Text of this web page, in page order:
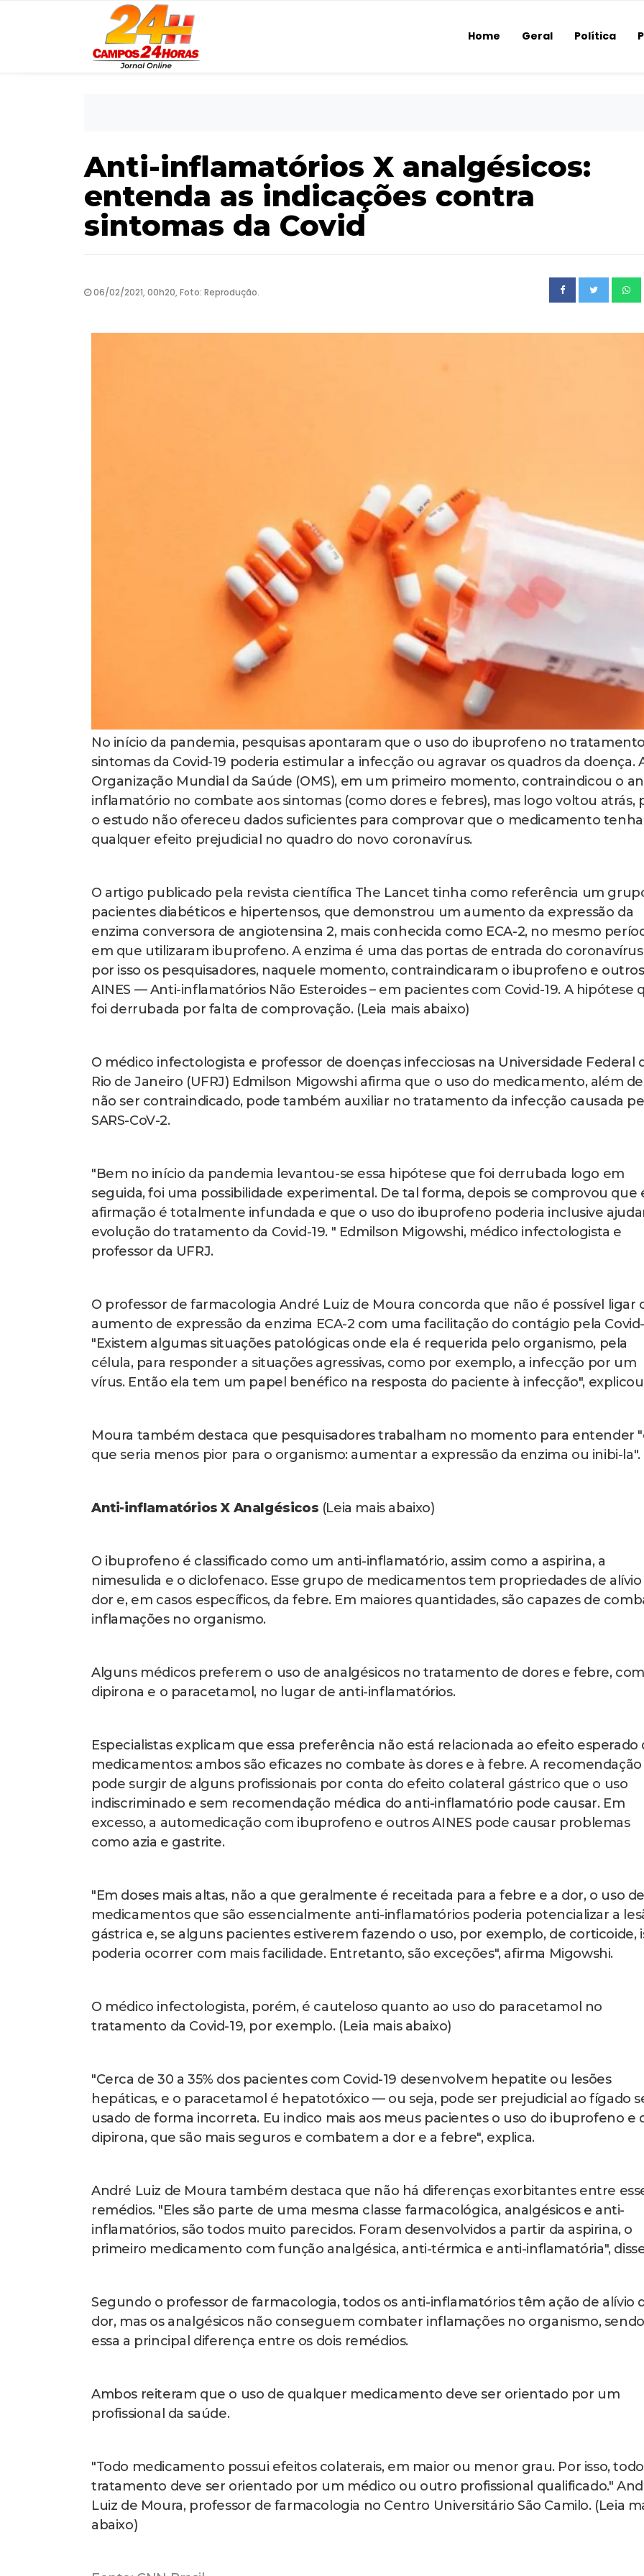
Home Geral Política
Anti-inflamatórios X analgésicos:
entenda as indicações contra
sintomas da Covid
06/02/2021, 00h20, Foto: Reprodução.
No início da pandemia, pesquisas apontaram que o uso do ibuprofeno no
sintomas da Covid-19 poderia estimular a infecção ou agravar os quadros da doença.
Organização Mundial da Saúde (OMS), em um primeiro momento, contraindicou o
inflamatório no combate aos sintomas (como dores e febres), mas logo voltou atrás,
o estudo não ofereceu dados suficientes para comprovar que o medicamento tenha
qualquer efeito prejudicial no quadro do novo coronavírus.
O artigo publicado pela revista científica The Lancet tinha como referência um
pacientes diabéticos e hipertensos, que demonstrou um aumento da expressão da
enzima conversora de angiotensina 2, mais conhecida como ECA-2, no mesmo
em que utilizaram ibuprofeno. A enzima é uma das portas de entrada do
por isso os pesquisadores, naquele momento, contraindicaram o ibuprofeno e outros
AINES — Anti-inflamatórios Não Esteroides – em pacientes com Covid-19. A hipótese
foi derrubada por falta de comprovação. (Leia mais abaixo)
O médico infectologista e professor de doenças infecciosas na Universidade Federal
Rio de Janeiro (UFRJ) Edmilson Migowshi afirma que o uso do medicamento, além de
não ser contraindicado, pode também auxiliar no tratamento da infecção causada
SARS-CoV-2.
"Bem no início da pandemia levantou-se essa hipótese que foi derrubada logo em
seguida, foi uma possibilidade experimental. De tal forma, depois se comprovou que
afirmação é totalmente infundada e que o uso do ibuprofeno poderia inclusive
evolução do tratamento da Covid-19. " Edmilson Migowshi, médico infectologista e
professor da UFRJ.
O professor de farmacologia André Luiz de Moura concorda que não é possível ligar
aumento de expressão da enzima ECA-2 com uma facilitação do contágio pela
"Existem algumas situações patológicas onde ela é requerida pelo organismo, pela
célula, para responder a situações agressivas, como por exemplo, a infecção por um
vírus. Então ela tem um papel benéfico na resposta do paciente à infecção",
Moura também destaca que pesquisadores trabalham no momento para entender
que seria menos pior para o organismo: aumentar a expressão da enzima ou inibi-la".
Anti-inflamatórios X Analgésicos (Leia mais abaixo)
O ibuprofeno é classificado como um anti-inflamatório, assim como a aspirina, a
nimesulida e o diclofenaco. Esse grupo de medicamentos tem propriedades de alívio
dor e, em casos específicos, da febre. Em maiores quantidades, são capazes de
inflamações no organismo.
Alguns médicos preferem o uso de analgésicos no tratamento de dores e febre,
dipirona e o paracetamol, no lugar de anti-inflamatórios.
Especialistas explicam que essa preferência não está relacionada ao efeito esperado
medicamentos: ambos são eficazes no combate às dores e à febre. A recomendação
pode surgir de alguns profissionais por conta do efeito colateral gástrico que o uso
indiscriminado e sem recomendação médica do anti-inflamatório pode causar. Em
excesso, a automedicação com ibuprofeno e outros AINES pode causar problemas
como azia e gastrite.
"Em doses mais altas, não a que geralmente é receitada para a febre e a dor, o uso de
medicamentos que são essencialmente anti-inflamatórios poderia potencializar a
gástrica e, se alguns pacientes estiverem fazendo o uso, por exemplo, de corticoide,
poderia ocorrer com mais facilidade. Entretanto, são exceções", afirma Migowshi.
O médico infectologista, porém, é cauteloso quanto ao uso do paracetamol no
tratamento da Covid-19, por exemplo. (Leia mais abaixo)
"Cerca de 30 a 35% dos pacientes com Covid-19 desenvolvem hepatite ou lesões
hepáticas, e o paracetamol é hepatotóxico — ou seja, pode ser prejudicial ao fígado
usado de forma incorreta. Eu indico mais aos meus pacientes o uso do ibuprofeno e
dipirona, que são mais seguros e combatem a dor e a febre", explica.
André Luiz de Moura também destaca que não há diferenças exorbitantes entre
remédios. "Eles são parte de uma mesma classe farmacológica, analgésicos e anti-
inflamatórios, são todos muito parecidos. Foram desenvolvidos a partir da aspirina, o
primeiro medicamento com função analgésica, anti-térmica e anti-inflamatória",
Segundo o professor de farmacologia, todos os anti-inflamatórios têm ação de alívio
dor, mas os analgésicos não conseguem combater inflamações no organismo, sendo
essa a principal diferença entre os dois remédios.
Ambos reiteram que o uso de qualquer medicamento deve ser orientado por um
profissional da saúde.
"Todo medicamento possui efeitos colaterais, em maior ou menor grau. Por isso, todo
tratamento deve ser orientado por um médico ou outro profissional qualificado."
Luiz de Moura, professor de farmacologia no Centro Universitário São Camilo. (Leia
abaixo)